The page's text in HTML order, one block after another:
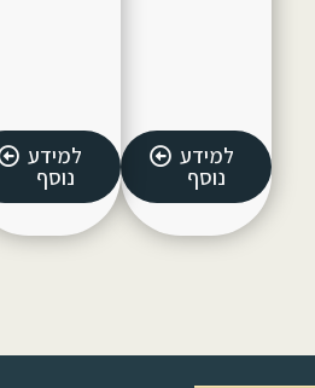
למידע
נוסף
למידע
נוסף